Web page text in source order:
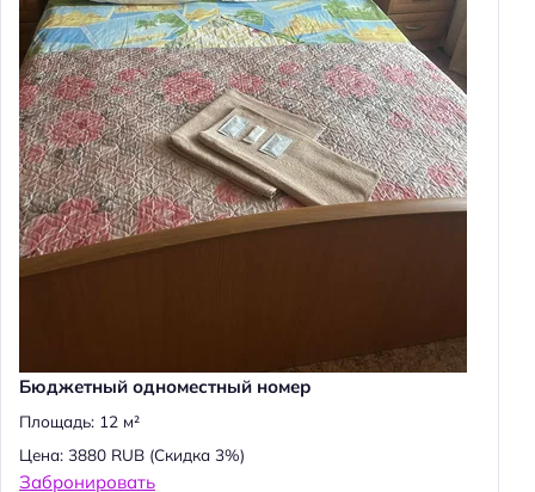
Бюджетный одноместный номер
Площадь: 12 м²
Цена: 3880 RUB (Скидка 3%)
Забронировать